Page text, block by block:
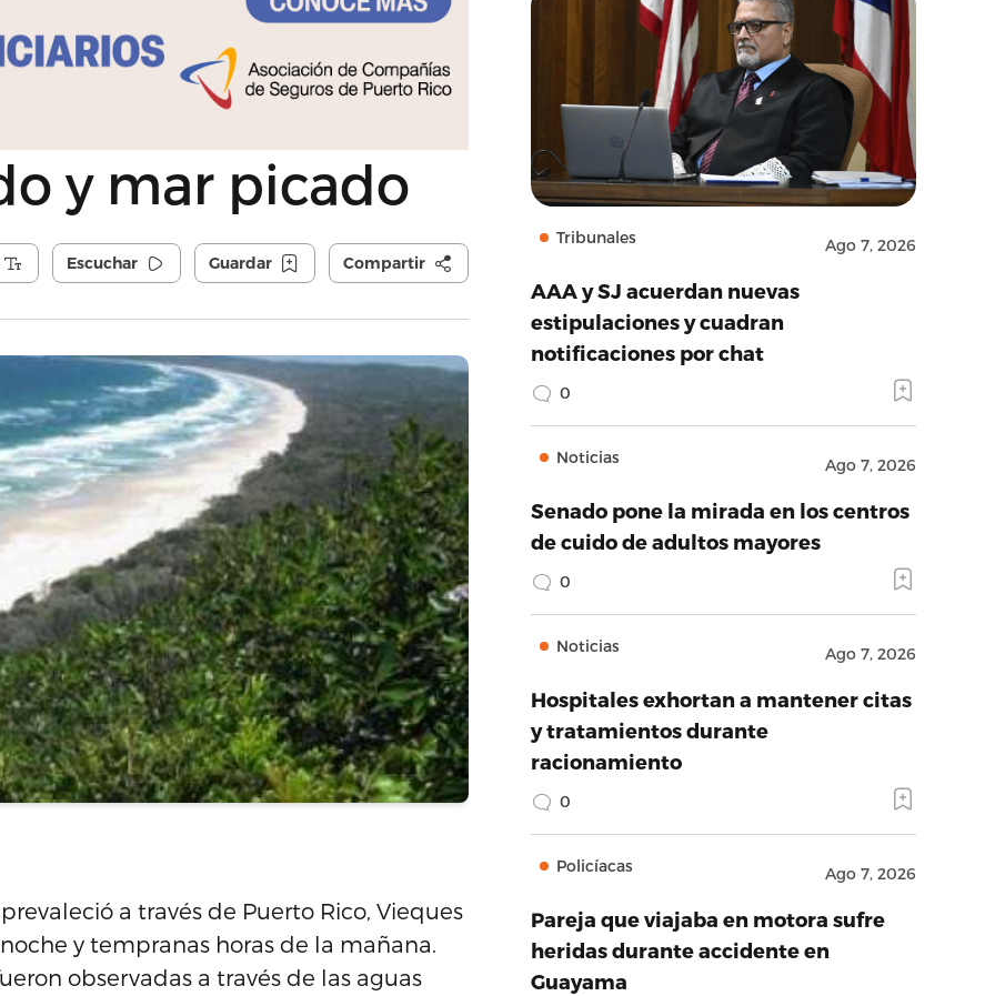
y mar picado
Escuchar Guardar Compartir
a través de Puerto Rico, Vieques
y tempranas horas de la mañana.
observadas a través de las aguas
Tribunales Ago 7, 2026
AAA y SJ acuerdan nuevas
estipulaciones y cuadran
notificaciones por chat
0
Noticias Ago 7, 2026
Senado pone la mirada en los centros
de cuido de adultos mayores
0
Noticias Ago 7, 2026
Hospitales exhortan a mantener citas
y tratamientos durante
racionamiento
0
Policíacas Ago 7, 2026
Pareja que viajaba en motora sufre
heridas durante accidente en
Guayama